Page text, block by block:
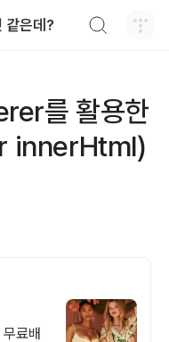
같은데?
를 활용한
innerHtml)
료배